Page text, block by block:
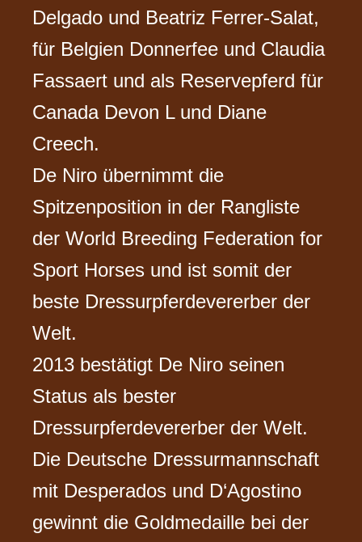
Delgado und Beatriz Ferrer-Salat,
für Belgien Donnerfee und Claudia
Fassaert und als Reservepferd für
Canada Devon L und Diane
Creech.
De Niro übernimmt die
Spitzenposition in der Rangliste
der World Breeding Federation for
Sport Horses und ist somit der
beste Dressurpferdevererber der
Welt.
2013 bestätigt De Niro seinen
Status als bester
Dressurpferdevererber der Welt.
Die Deutsche Dressurmannschaft
mit Desperados und D‘Agostino
gewinnt die Goldmedaille bei der